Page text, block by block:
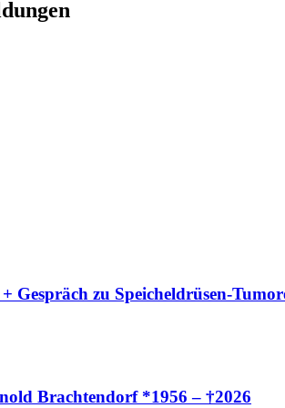
Gespräch zu Speicheldrüsen-
Brachtendorf *1956 – †2026